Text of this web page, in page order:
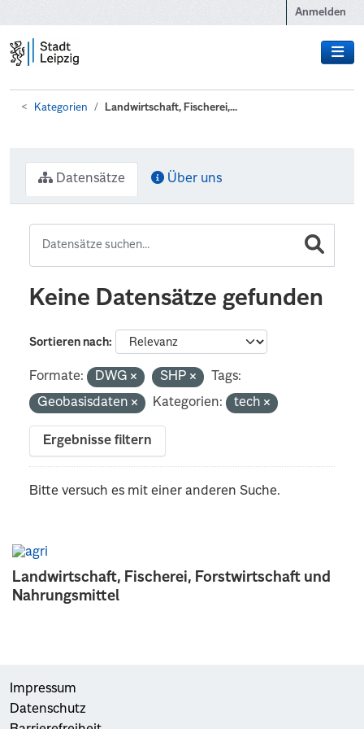
Anmelden
Kategorien Landwirtschaft, Fischerei,...
Landwirtschaft, Fischerei, Forstwirtschaft und
Nahrungsmittel
Datensätze Über uns
Keine Datensätze gefunden
Sortieren nach
Formate: DWG SHP
Tags:
Geobasisdaten
Kategorien: tech
Ergebnisse filtern
Bitte versuch es mit einer anderen Suche.
Impressum
Datenschutz